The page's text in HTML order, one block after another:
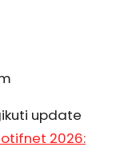
update
2026: